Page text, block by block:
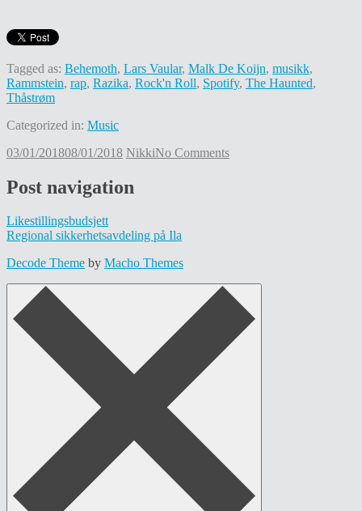
Tagged as: Behemoth, Lars Vaular, Malk De Koijn, musikk,
Rammstein, rap, Razika, Rock'n Roll, Spotify, The Haunted,
Thåstrøm
Categorized in: Music
03/01/201808/01/2018 NikkiNo Comments
Post navigation
Likestillingsbudsjett
Regional sikkerhetsavdeling på Ila
Decode Theme by Macho Themes